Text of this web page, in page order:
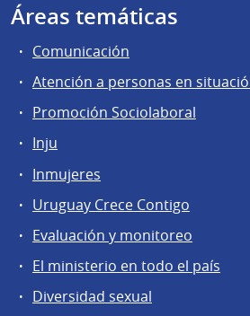
Áreas temáticas
Comunicación
Atención a personas en
Promoción Sociolaboral
Inju
Inmujeres
Uruguay Crece Contigo
Evaluación y monitoreo
El ministerio en todo el país
Diversidad sexual